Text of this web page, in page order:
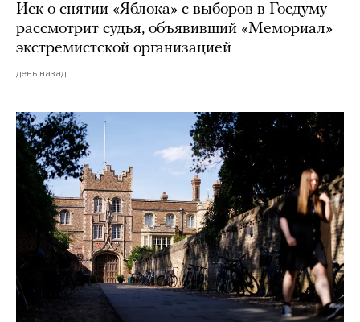
Иск о снятии «Яблока» с выборов в Госдуму
рассмотрит судья, объявивший «Мемориал»
экстремистской организацией
день назад